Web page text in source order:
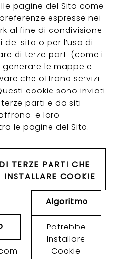
pagine del Sito come
espresse nei
al fine di condivisione
sito o per l’uso di
di terze parti (come i
le mappe e
che offrono servizi
cookie sono inviati
parti e da siti
le loro
le pagine del Sito.
TERZE PARTI CHE
INSTALLARE COOKIE
Algoritmo
Potrebbe
Installare
Cookie